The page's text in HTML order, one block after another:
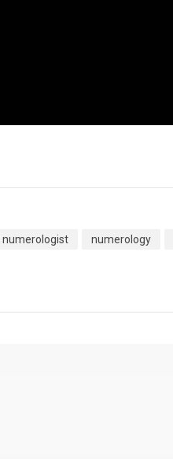
numerologist numerology